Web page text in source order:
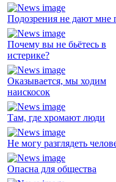
Подозрения не дают мне
Почему вы не бьётесь в
истерике?
Оказывается, мы ходим
наискосок
Там, где хромают люди
Не могу разглядеть
Опасна для общества